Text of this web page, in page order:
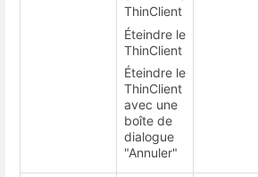
ThinClient
Éteindre le
ThinClient
Éteindre le
ThinClient
avec une
boîte de
dialogue
"Annuler"